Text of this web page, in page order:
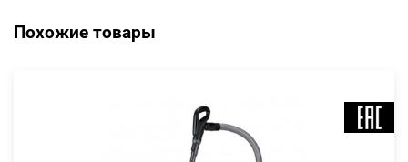
Похожие товары